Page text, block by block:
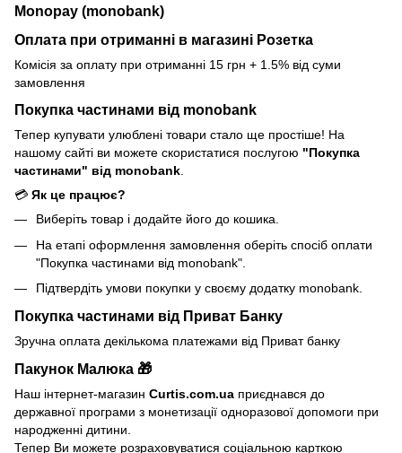
Monopay (monobank)
Оплата при отриманні в магазині Розетка
Комісія за оплату при отриманні 15 грн + 1.5% від суми
замовлення
Покупка частинами від monobank
Тепер купувати улюблені товари стало ще простіше! На
нашому сайті ви можете скористатися послугою "Покупка
частинами" від monobank.
💳 Як це працює?
Виберіть товар і додайте його до кошика.
На етапі оформлення замовлення оберіть спосіб оплати
"Покупка частинами від monobank".
Підтвердіть умови покупки у своєму додатку monobank.
Покупка частинами від Приват Банку
Зручна оплата декількома платежами від Приват банку
Пакунок Малюка 🎁
Наш інтернет-магазин Curtis.com.ua приєднався до
державної програми з монетизації одноразової допомоги при
народженні дитини.
Тепер Ви можете розраховуватися соціальною карткою